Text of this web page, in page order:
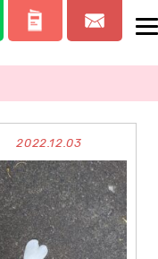
2022.12.03